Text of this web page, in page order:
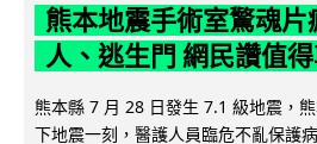
熊本地震手術室驚魂片
人、逃生門 網民讚值
熊本縣 7 月 28 日發生 7.1 級地震，
下地震一刻，醫護人員臨危不亂保護